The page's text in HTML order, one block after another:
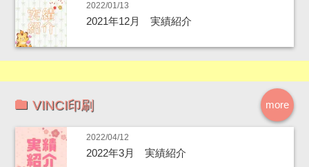
2022/01/13
2021年12月 実績紹介
more
VINCI印刷
2022/04/12
2022年3月 実績紹介